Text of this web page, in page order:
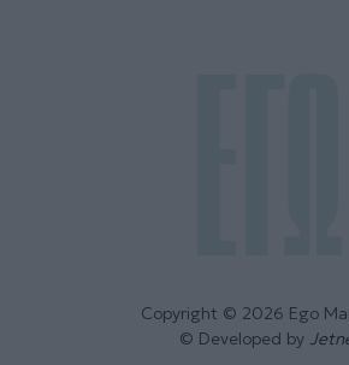
Copyright © 2026 Ego
© Developed by